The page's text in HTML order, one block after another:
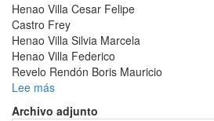
Henao Villa Cesar Felipe
Castro Frey
Henao Villa Silvia Marcela
Henao Villa Federico
Revelo Rendón Boris Mauricio
Lee más
Aprendizaje
Archivo adjunto